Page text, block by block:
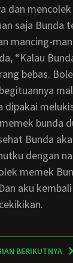
dan
saja Bunda
mancing-
bebas.
dipakai
bunda
dengan
memek
aku
BERIKUTNYA